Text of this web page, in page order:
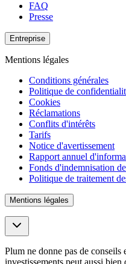
FAQ
Presse
Entreprise
Mentions légales
Conditions générales
Politique de
Cookies
Réclamations
Conflits d'intérêts
Tarifs
Notice d'avertissement
Rapport annuel
Fonds d'indemnisation
Politique de traitement
Mentions légales
Plum ne donne pas de